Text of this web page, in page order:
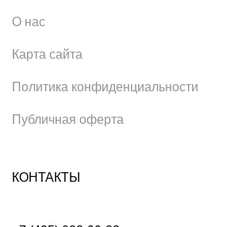
О нас
Карта сайта
Политика конфиденциальности
Публичная оферта
КОНТАКТЫ